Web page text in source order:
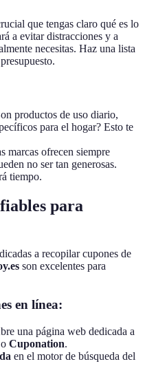
que tengas claro qué es lo
a evitar distracciones y a
necesitas. Haz una lista
productos de uso diario,
para el hogar? Esto te
marcas ofrecen siempre
no ser tan generosas.
tiempo.
para
a recopilar cupones de
son excelentes para
en línea:
una página web dedicada a
o Cuponation.
en el motor de búsqueda del